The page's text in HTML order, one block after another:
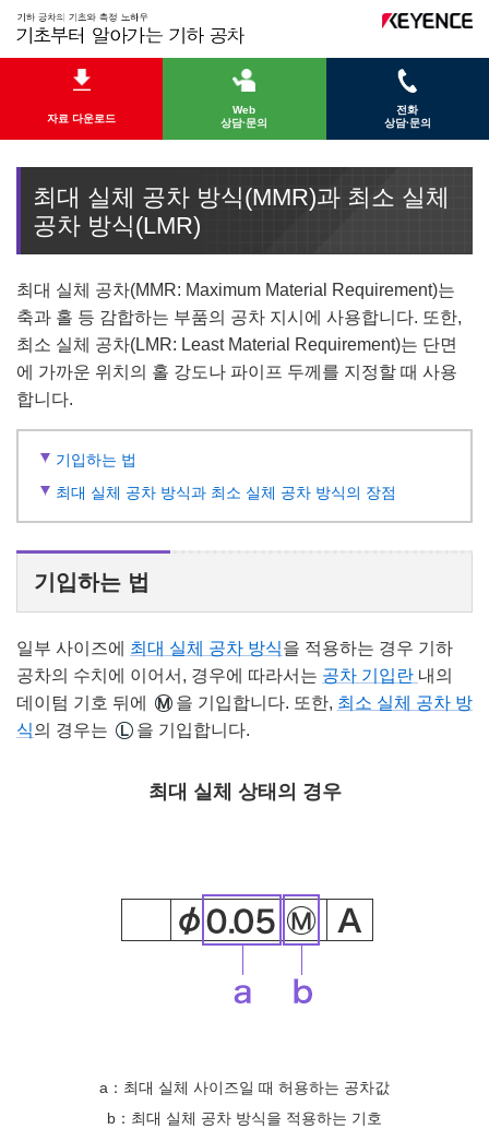
자료 다운로드
Web
상담·문의
전화
상담·문의
최대 실체 공차 방식(MMR)과 최소 실체
공차 방식(LMR)
최대 실체 공차(MMR: Maximum Material Requirement)는
축과 홀 등 감합하는 부품의 공차 지시에 사용합니다. 또한,
최소 실체 공차(LMR: Least Material Requirement)는 단면
에 가까운 위치의 홀 강도나 파이프 두께를 지정할 때 사용
합니다.
기입하는 법
최대 실체 공차 방식과 최소 실체 공차 방식의 장점
기입하는 법
일부 사이즈에 최대 실체 공차 방식을 적용하는 경우 기하
공차의 수치에 이어서, 경우에 따라서는 공차 기입란 내의
데이텀 기호 뒤에
을 기입합니다. 또한, 최소 실체 공차 방
식의 경우는 을 기입합니다.
최대 실체 상태의 경우
a
최대 실체 사이즈일 때 허용하는 공차값
b
최대 실체 공차 방식을 적용하는 기호